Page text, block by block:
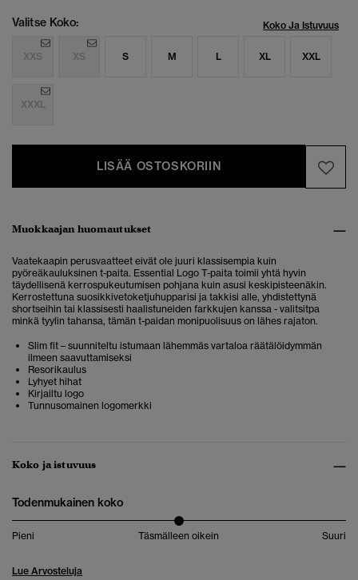
Valitse Koko: Koko Ja Istuvuus
XXS XS S M L XL XXL
XXXL
LISÄÄ OSTOSKORIIN
Muokkaajan huomautukset
Vaatekaapin perusvaatteet eivät ole juuri klassisempia kuin
pyöreäkauluksinen t-paita. Essential Logo T-paita toimii yhtä hyvin
täydellisenä kerrospukeutumisen pohjana kuin asusi keskipisteenäkin.
Kerrostettuna suosikkivetoketjuhupparisi ja takkisi alle, yhdistettynä
shortseihin tai klassisesti haalistuneiden farkkujen kanssa - valitsitpa
minkä tyylin tahansa, tämän t-paidan monipuolisuus on lähes rajaton.
Slim fit – suunniteltu istumaan lähemmäs vartaloa räätälöidymmän
ilmeen saavuttamiseksi
Resorikaulus
Lyhyet hihat
Kirjailtu logo
Tunnusomainen logomerkki
Koko ja istuvuus
Todenmukainen koko
Pieni Täsmälleen oikein Suuri
Lue Arvosteluja